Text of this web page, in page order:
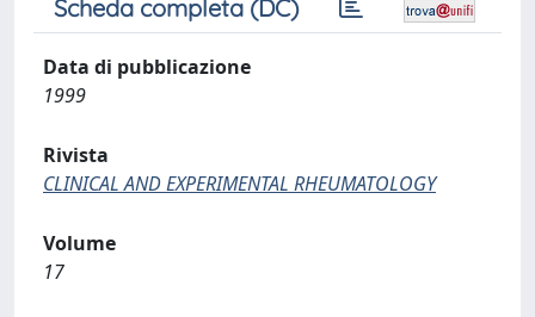
Scheda completa (DC)
Data di pubblicazione
1999
Rivista
CLINICAL AND EXPERIMENTAL RHEUMATOLOGY
Volume
17